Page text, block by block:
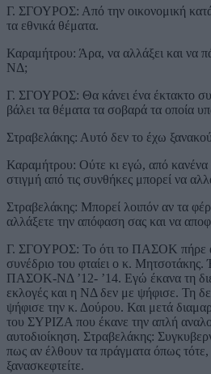
Γ. ΣΓΟΥΡΟΣ: Από την οικονομική
τα εθνικά θέματα.
Καραμήτρου: Άρα, να αλλάξει και να
ΝΔ;
Γ. ΣΓΟΥΡΟΣ: Θα κάνει ένα έκτακτο
βάλει τα θέματα τα σοβαρά τα οποία
Στραβελάκης: Αυτό δεν το έχω
Καραμήτρου: Ούτε κι εγώ, από κανένα
στιγμή από τις συνθήκες μπορεί να
Στραβελάκης: Μπορεί λοιπόν αν τα
αλλάξετε την απόφαση σας και να
Γ. ΣΓΟΥΡΟΣ: Το ότι το ΠΑΣΟΚ πήρε
συνέδριο του φταίει ο κ. Μητσοτάκης.
ΠΑΣΟΚ-ΝΔ ’12- ’14. Εγώ έκανα τη
εκλογές και η ΝΔ δεν με ψήφισε. Τη
ψήφισε την κ. Δούρου. Και μετά
του ΣΥΡΙΖΑ που έκανε την απλή
αυτοδιοίκηση. Στραβελάκης:
πως αν έλθουν τα πράγματα όπως τότε,
ξανασκεφτείτε.